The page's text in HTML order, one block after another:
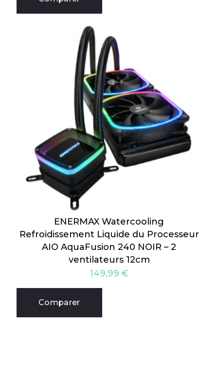
ENERMAX Watercooling
Refroidissement Liquide du Processeur
AIO AquaFusion 240 NOIR – 2
ventilateurs 12cm
149,99 €
Comparer